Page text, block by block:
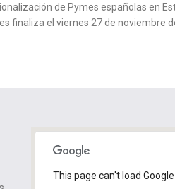
de Pymes españolas en
finaliza el viernes 27 de noviembre
This page can't load